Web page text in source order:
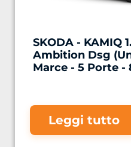
SKODA - KAMIQ
Ambition Dsg
Marce - 5 Porte -
Leggi tutto